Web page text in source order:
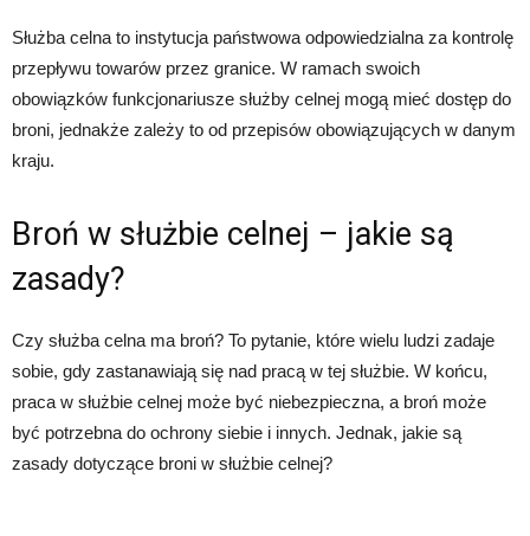
Służba celna to instytucja państwowa odpowiedzialna za kontrolę
przepływu towarów przez granice. W ramach swoich
obowiązków funkcjonariusze służby celnej mogą mieć dostęp do
broni, jednakże zależy to od przepisów obowiązujących w danym
kraju.
Broń w służbie celnej – jakie są
zasady?
Czy służba celna ma broń? To pytanie, które wielu ludzi zadaje
sobie, gdy zastanawiają się nad pracą w tej służbie. W końcu,
praca w służbie celnej może być niebezpieczna, a broń może
być potrzebna do ochrony siebie i innych. Jednak, jakie są
zasady dotyczące broni w służbie celnej?